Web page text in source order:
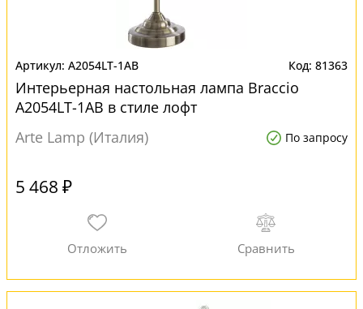
A2054LT-1AB 81363
Интерьерная настольная лампа Braccio
A2054LT-1AB в стиле лофт
Arte Lamp (Италия)
По запросу
5 468 ₽